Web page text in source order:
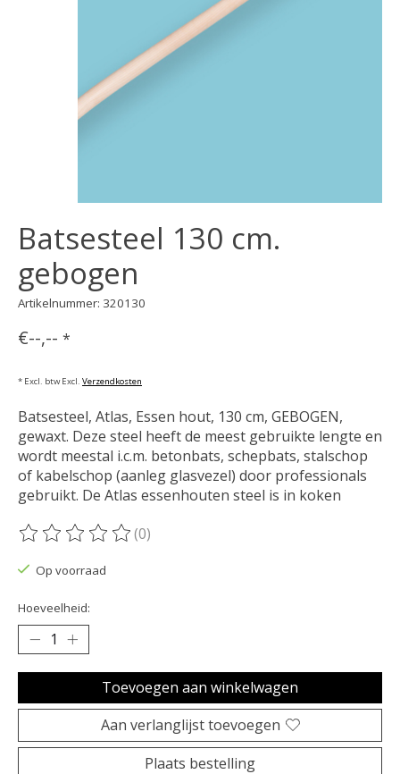
Batsesteel 130 cm.
gebogen
Artikelnummer: 320130
€--,-- *
* Excl. btw Excl. Verzendkosten
Batsesteel, Atlas, Essen hout, 130 cm, GEBOGEN,
gewaxt. Deze steel heeft de meest gebruikte lengte en
wordt meestal i.c.m. betonbats, schepbats, stalschop
of kabelschop (aanleg glasvezel) door professionals
gebruikt. De Atlas essenhouten steel is in koken
De beoordeling van dit product is
(0)
Op voorraad
Hoeveelheid:
Toevoegen aan winkelwagen
Aan verlanglijst toevoegen
Plaats bestelling